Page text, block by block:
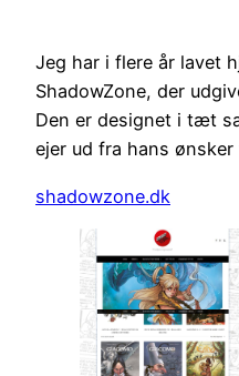
Jeg har i flere år lavet
ShadowZone, der
Den er designet i tæt
ejer ud fra hans
shadowzone.dk